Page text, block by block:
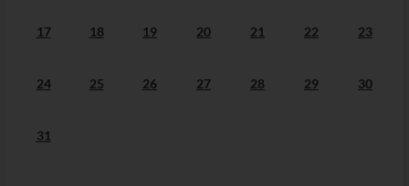
17 18 19 20 21 22 23
24 25 26 27 28 29 30
31